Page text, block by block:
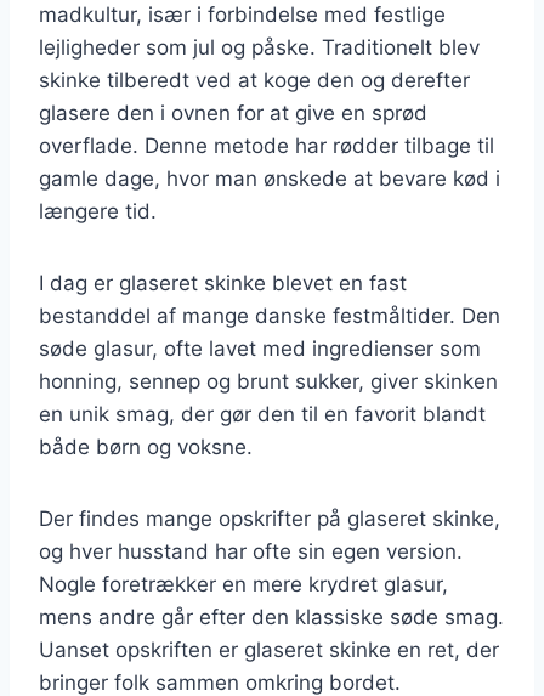
madkultur, især i forbindelse med festlige
lejligheder som jul og påske. Traditionelt blev
skinke tilberedt ved at koge den og derefter
glasere den i ovnen for at give en sprød
overflade. Denne metode har rødder tilbage til
gamle dage, hvor man ønskede at bevare kød i
længere tid.
I dag er glaseret skinke blevet en fast
bestanddel af mange danske festmåltider. Den
søde glasur, ofte lavet med ingredienser som
honning, sennep og brunt sukker, giver skinken
en unik smag, der gør den til en favorit blandt
både børn og voksne.
Der findes mange opskrifter på glaseret skinke,
og hver husstand har ofte sin egen version.
Nogle foretrækker en mere krydret glasur,
mens andre går efter den klassiske søde smag.
Uanset opskriften er glaseret skinke en ret, der
bringer folk sammen omkring bordet.